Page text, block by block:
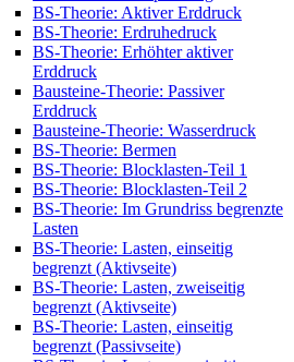
BS-Theorie: Aktiver Erddruck
BS-Theorie: Erdruhedruck
BS-Theorie: Erhöhter aktiver
Erddruck
Bausteine-Theorie: Passiver
Erddruck
Bausteine-Theorie: Wasserdruck
BS-Theorie: Bermen
BS-Theorie: Blocklasten-Teil 1
BS-Theorie: Blocklasten-Teil 2
BS-Theorie: Im Grundriss begrenzte
Lasten
BS-Theorie: Lasten, einseitig
begrenzt (Aktivseite)
BS-Theorie: Lasten, zweiseitig
begrenzt (Aktivseite)
BS-Theorie: Lasten, einseitig
begrenzt (Passivseite)